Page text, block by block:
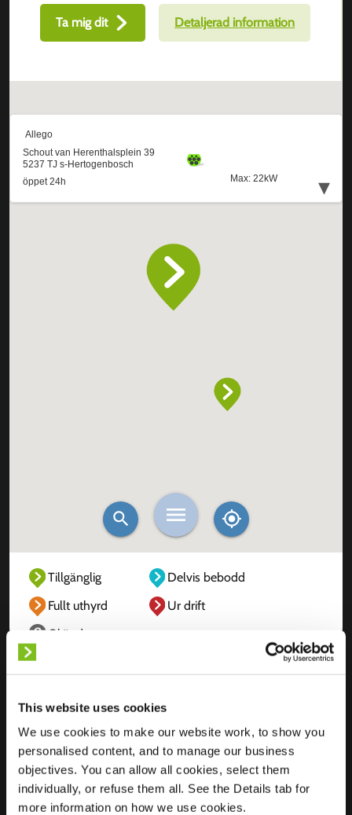
This website uses cookies
We use cookies to make our website work, to show you
personalised content, and to manage our business
objectives. You can allow all cookies, select them
individually, or refuse them all. See the Details tab for
more information on how we use cookies.
Ta mig dit Detaljerad information
Tillgänglig
Delvis bebodd
Fullt uthyrd
Ur drift
Okänd
Plats
Herenthalsplein 39
5237 TJ s-
Hertogenbosch